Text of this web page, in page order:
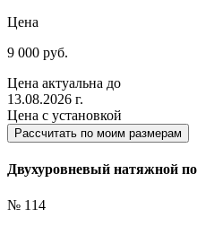
Цена
9 000 руб.
Цена актуальна до
13.08.2026 г.
Цена с установкой
Рассчитать по моим размерам
Двухуровневый натяжной
№ 114